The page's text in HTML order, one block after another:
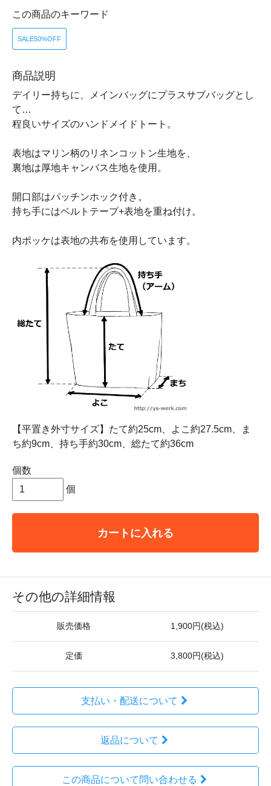
この商品のキーワード
SALE50%OFF
商品説明
デイリー持ちに、メインバッグにプラスサブバッグとし
て…
程良いサイズのハンドメイドトート。
表地はマリン柄のリネンコットン生地を、
裏地は厚地キャンバス生地を使用。
開口部はパッチンホック付き。
持ち手にはベルトテープ+表地を重ね付け。
内ポッケは表地の共布を使用しています。
【平置き外寸サイズ】たて約25cm、よこ約27.5cm、ま
ち約9cm、持ち手約30cm、総たて約36cm
個数
個
カートに入れる
その他の詳細情報
販売価格 1,900円(税込)
定価 3,800円(税込)
支払い・配送について
返品について
この商品について問い合わせる